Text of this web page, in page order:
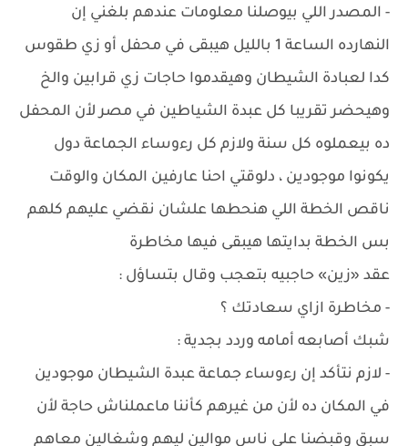
- المصدر اللي بيوصلنا معلومات عندهم بلغني إن
النهارده الساعة 1 بالليل هيبقى في محفل أو زي طقوس
كدا لعبادة الشيطان وهيقدموا حاجات زي قرابين والخ
وهيحضر تقريبا كل عبدة الشياطين في مصر لأن المحفل
ده بيعملوه كل سنة ولازم كل رءوساء الجماعة دول
يكونوا موجودين ، دلوقتي احنا عارفين المكان والوقت
ناقص الخطة اللي هنحطها علشان نقضي عليهم كلهم
بس الخطة بدايتها هيبقى فيها مخاطرة
عقد «زين» حاجبيه بتعجب وقال بتساؤل :
- مخاطرة ازاي سعادتك ؟
شبك أصابعه أمامه وردد بجدية :
- لازم نتأكد إن رءوساء جماعة عبدة الشيطان موجودين
في المكان ده لأن من غيرهم كأننا ماعملناش حاجة لأن
سبق وقبضنا على ناس موالين ليهم وشغالين معاهم